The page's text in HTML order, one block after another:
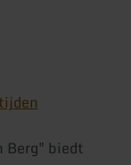
Berg" biedt